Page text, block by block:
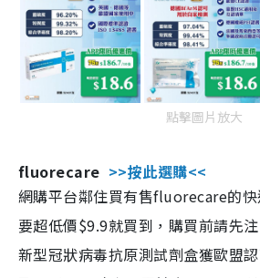
點擊圖片放大
fluorecare >>按此選購<<
網購平台鄰住買有售fluorecare的
要超低價$9.9就買到，購買前請先
新型冠狀病毒抗原測試劑盒獲歐盟